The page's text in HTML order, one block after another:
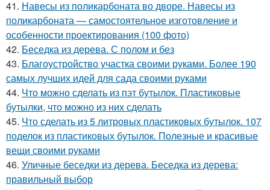
41. Навесы из поликарбоната во дворе. Навесы из
поликарбоната — самостоятельное изготовление и
особенности проектирования (100 фото)
42. Беседка из дерева. С полом и без
43. Благоустройство участка своими руками. Более 190
самых лучших идей для сада своими руками
44. Что можно сделать из пэт бутылок. Пластиковые
бутылки, что можно из них сделать
45. Что сделать из 5 литровых пластиковых бутылок. 107
поделок из пластиковых бутылок. Полезные и красивые
вещи своими руками
46. Уличные беседки из дерева. Беседка из дерева:
правильный выбор